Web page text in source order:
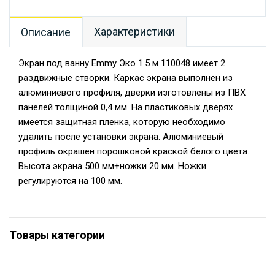
Описание Характеристики
Экран под ванну Emmy Эко 1.5 м 110048 имеет 2
раздвижные створки. Каркас экрана выполнен из
алюминиевого профиля, дверки изготовлены из ПВХ
панелей толщиной 0,4 мм. На пластиковых дверях
имеется защитная пленка, которую необходимо
удалить после установки экрана. Алюминиевый
профиль окрашен порошковой краской белого цвета.
Высота экрана 500 мм+ножки 20 мм. Ножки
регулируются на 100 мм.
Товары категории